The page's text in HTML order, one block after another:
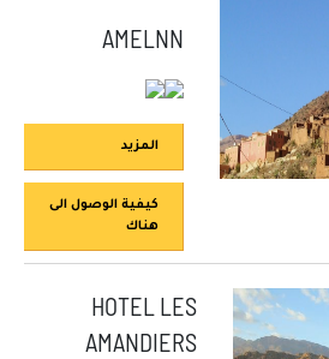
AMELNN
المزيد
كيفية الوصول الى
هناك
HOTEL LES
AMANDIERS